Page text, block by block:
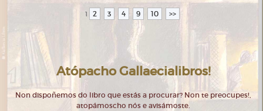
1 2 3 4 9 10 >>
Atópacho Gallaecialibros!
Non dispoñemos do libro que estás a procurar? Non te preocupes!,
atopámoscho nós e avisámoste.